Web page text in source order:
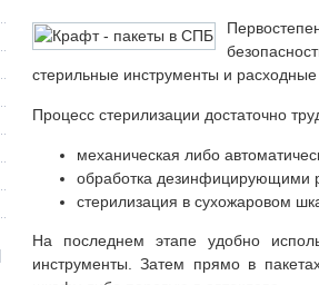
стерильные инструменты и
Процесс стерилизации достаточно
механическая либо
обработка дезинфицирующими
стерилизация в сухожаровом
На последнем этапе удобно
инструменты. Затем прямо в